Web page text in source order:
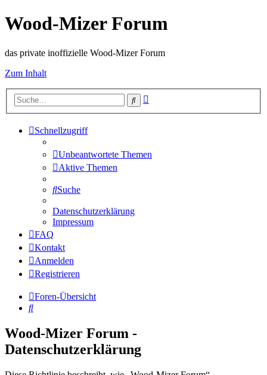
Wood-Mizer Forum
das private inoffizielle Wood-Mizer Forum
Zum Inhalt
Suche
Schnellzugriff
Unbeantwortete Themen
Aktive Themen
Suche
Datenschutzerklärung
Impressum
FAQ
Kontakt
Anmelden
Registrieren
Foren-Übersicht
Suche
Wood-Mizer Forum -
Datenschutzerklärung